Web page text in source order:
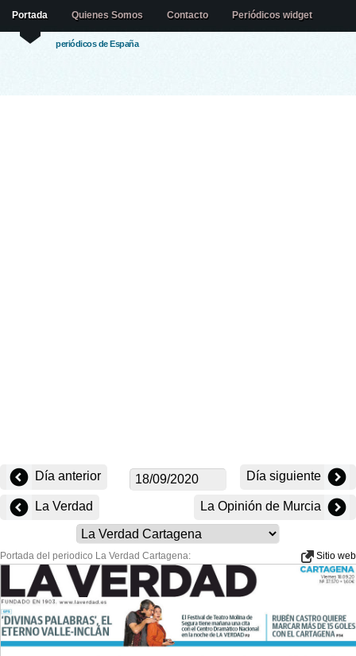
periódicos de España
Portada Quienes Somos Contacto Periódicos widget
Día anterior Día siguiente
La Verdad La Opinión de Murcia
Portada del periodico La Verdad Cartagena: Sitio web